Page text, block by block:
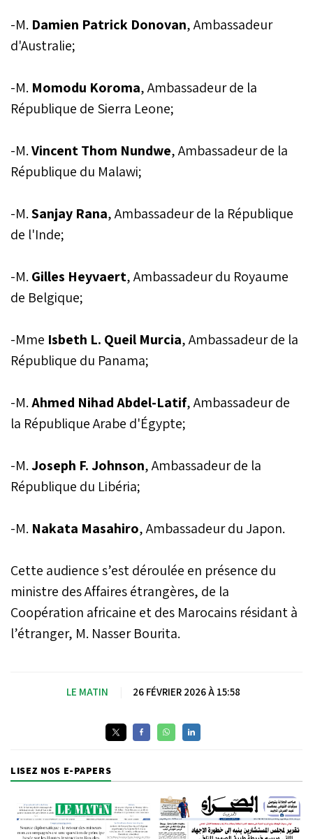
-M. Damien Patrick Donovan, Ambassadeur
d'Australie;
-M. Momodu Koroma, Ambassadeur de la
République de Sierra Leone;
-M.Vincent Thom Nundwe, Ambassadeur de la
République du Malawi;
-M.Sanjay Rana, Ambassadeur de la République
de l'Inde;
-M. Gilles Heyvaert, Ambassadeur du Royaume
de Belgique;
-Mme Isbeth L. Queil Murcia, Ambassadeur de la
République du Panama;
-M.Ahmed Nihad Abdel-Latif, Ambassadeur de
la République Arabe d'Égypte;
-M.Joseph F. Johnson, Ambassadeur de la
République du Libéria;
-M. Nakata Masahiro, Ambassadeur du Japon.
Cette audience s’est déroulée en présence du
ministre des Affaires étrangères, de la
Coopération africaine et des Marocains résidant à
l’étranger, M. Nasser Bourita.
LE MATIN 26 FÉVRIER 2026 À 15:58
LISEZ NOS E-PAPERS